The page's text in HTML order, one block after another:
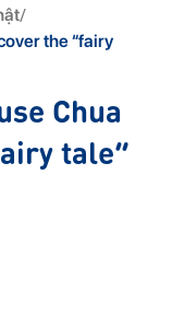
/
the “fairy
Chua
tale”